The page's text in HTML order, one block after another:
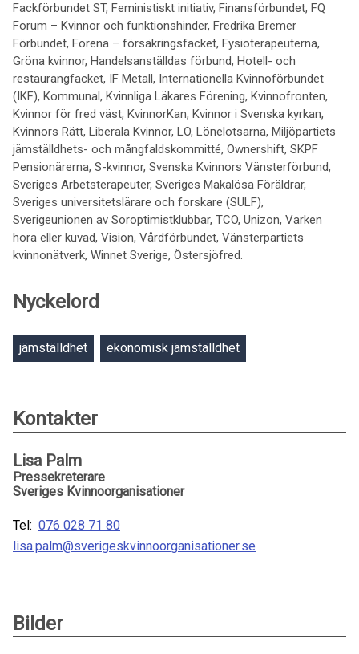
Fackförbundet ST, Feministiskt initiativ, Finansförbundet, FQ
Forum – Kvinnor och funktionshinder, Fredrika Bremer
Förbundet, Forena – försäkringsfacket, Fysioterapeuterna,
Gröna kvinnor, Handelsanställdas förbund, Hotell- och
restaurangfacket, IF Metall, Internationella Kvinnoförbundet
(IKF), Kommunal, Kvinnliga Läkares Förening, Kvinnofronten,
Kvinnor för fred väst, KvinnorKan, Kvinnor i Svenska kyrkan,
Kvinnors Rätt, Liberala Kvinnor, LO, Lönelotsarna, Miljöpartiets
jämställdhets- och mångfaldskommitté, Ownershift, SKPF
Pensionärerna, S-kvinnor, Svenska Kvinnors Vänsterförbund,
Sveriges Arbetsterapeuter, Sveriges Makalösa Föräldrar,
Sveriges universitetslärare och forskare (SULF),
Sverigeunionen av Soroptimistklubbar, TCO, Unizon, Varken
hora eller kuvad, Vision, Vårdförbundet, Vänsterpartiets
kvinnonätverk, Winnet Sverige, Östersjöfred.
Nyckelord
jämställdhet ekonomisk jämställdhet
Kontakter
Lisa Palm
Pressekreterare
Sveriges Kvinnoorganisationer
Tel: 076 028 71 80
lisa.palm@sverigeskvinnoorganisationer.se
Bilder